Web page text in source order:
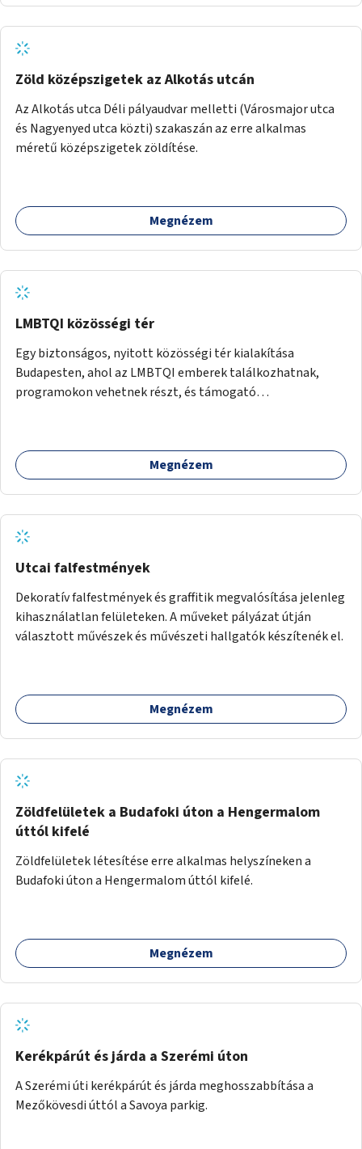
Zöld középszigetek az Alkotás utcán
Az Alkotás utca Déli pályaudvar melletti (Városmajor utca
és Nagyenyed utca közti) szakaszán az erre alkalmas
méretű középszigetek zöldítése.
Megnézem
LMBTQI közösségi tér
Egy biztonságos, nyitott közösségi tér kialakítása
Budapesten, ahol az LMBTQI emberek találkozhatnak,
programokon vehetnek részt, és támogató
szervezetek programjainak is. Az üzemeltető pályázat
útján lesz kiválasztva.
Megnézem
Utcai falfestmények
Dekoratív falfestmények és graffitik megvalósítása jelenleg
kihasználatlan felületeken. A műveket pályázat útján
választott művészek és művészeti hallgatók készítenék el.
Megnézem
Zöldfelületek a Budafoki úton a Hengermalom
úttól kifelé
Zöldfelületek létesítése erre alkalmas helyszíneken a
Budafoki úton a Hengermalom úttól kifelé.
Megnézem
Kerékpárút és járda a Szerémi úton
A Szerémi úti kerékpárút és járda meghosszabbítása a
Mezőkövesdi úttól a Savoya parkig.